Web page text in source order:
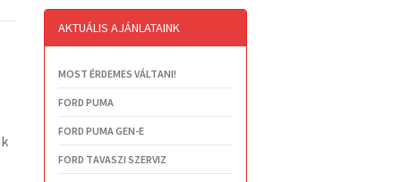
AKTUÁLIS AJÁNLATAINK
MOST ÉRDEMES VÁLTANI!
FORD PUMA
FORD PUMA GEN-E
FORD TAVASZI SZERVIZ